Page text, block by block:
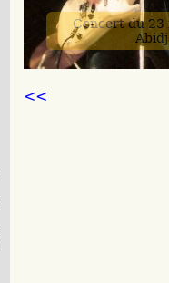
Concert du 23
<<